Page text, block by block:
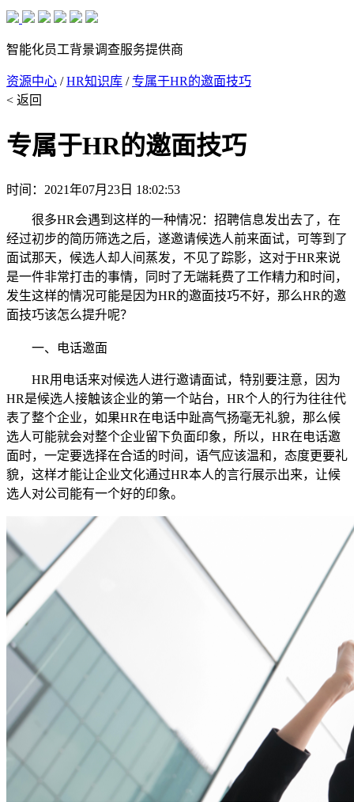
智能化员工背景调查服务提供商
资源中心 /HR知识库 /专属于HR的邀面技巧
< 返回
专属于HR的邀面技巧
时间：2021年07月23日 18:02:53
很多HR会遇到这样的一种情况：招聘信息发出去了，在
经过初步的简历筛选之后，遂邀请候选人前来面试，可等到了
面试那天，候选人却人间蒸发，不见了踪影，这对于HR来说
是一件非常打击的事情，同时了无端耗费了工作精力和时间，
发生这样的情况可能是因为HR的邀面技巧不好，那么HR的邀
面技巧该怎么提升呢？
一、 电话邀面
HR用电话来对候选人进行邀请面试，特别要注意，因为
HR是候选人接触该企业的第一个站台，HR个人的行为往往代
表了整个企业，如果HR在电话中趾高气扬毫无礼貌，那么候
选人可能就会对整个企业留下负面印象，所以，HR在电话邀
面时，一定要选择在合适的时间，语气应该温和，态度更要礼
貌，这样才能让企业文化通过HR本人的言行展示出来，让候
选人对公司能有一个好的印象。